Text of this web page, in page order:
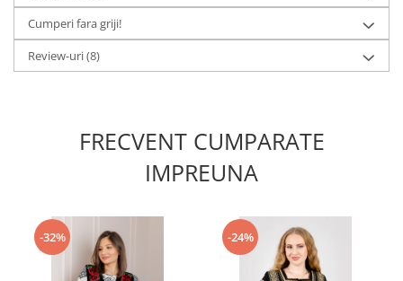
Cumperi fara griji!
Review-uri(8)
FRECVENT CUMPARATE
IMPREUNA
-32% -24%